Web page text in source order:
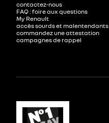
contactez-nous
FAQ : foire aux questions
My Renault
accès sourds et malentendants
commandez une attestation
campagnes de rappel